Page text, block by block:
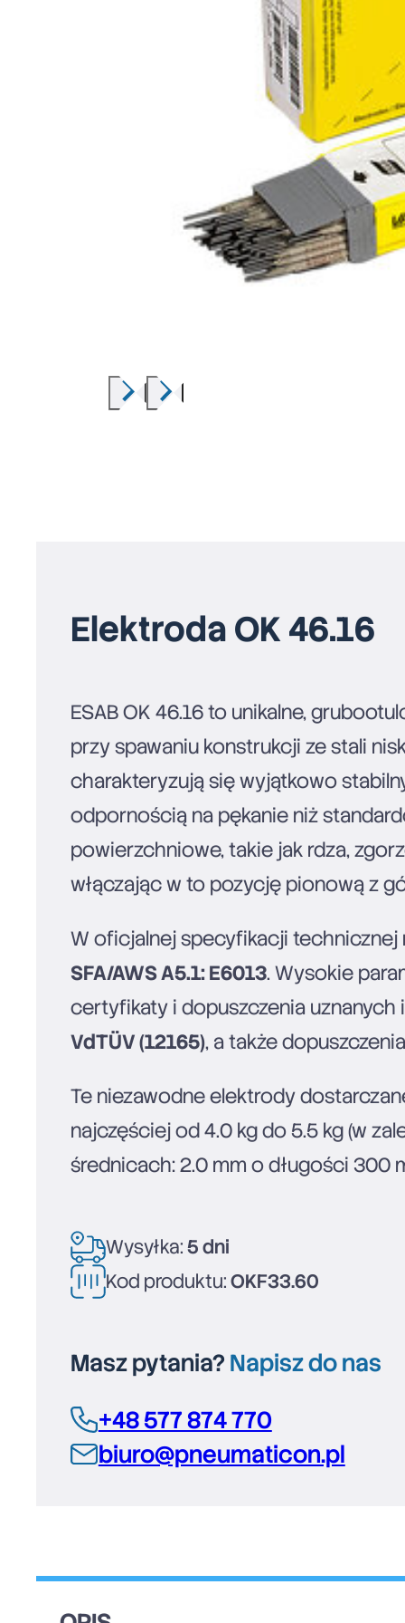
Elektroda OK 46.16
ESAB OK 46.16 to unikalne,
przy spawaniu konstrukcji ze stali
charakteryzują się wyjątkowo
odpornością na pękanie niż
powierzchniowe, takie jak rdza,
włączając w to pozycję pionową z
W oficjalnej specyfikacji
SFA/AWS A5.1: E6013. Wysokie
certyfikaty i dopuszczenia
VdTÜV (12165), a także
Te niezawodne elektrody
najczęściej od 4.0 kg do 5.5 kg (w
średnicach: 2.0 mm o długości 300
Wysyłka:5 dni
Kod produktu:OKF33.60
Masz pytania? Napisz do nas
+48 577 874 770
biuro@pneumaticon.pl